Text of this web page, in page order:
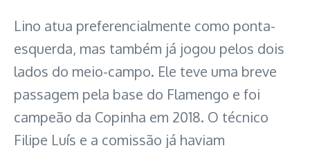
Lino atua preferencialmente como ponta-
esquerda, mas também já jogou pelos dois
lados do meio-campo. Ele teve uma breve
passagem pela base do Flamengo e foi
campeão da Copinha em 2018. O técnico
Filipe Luís e a comissão já haviam